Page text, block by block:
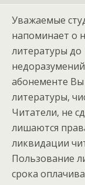
Уважаемые
напоминает о
литературы до
абонементе Вы
литературы,
Читатели, не
лишаются
ликвидации
Пользование
срока